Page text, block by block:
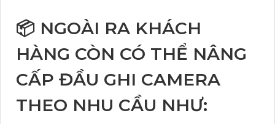
📦 NGOÀI RA KHÁCH
HÀNG CÒN CÓ THỂ NÂNG
CẤP ĐẦU GHI CAMERA
THEO NHU CẦU NHƯ: